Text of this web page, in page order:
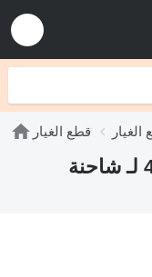
قطع الغيار
أسطوانة هيدروليكية 200-4300 لـ شاحنة